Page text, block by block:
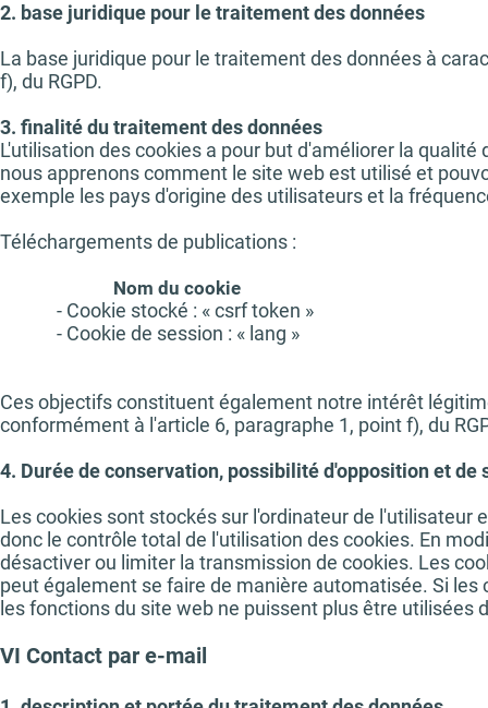
2. base juridique pour le traitement des données
La base juridique pour le traitement des données à
f), du RGPD.
3. finalité du traitement des données
L'utilisation des cookies a pour but d'améliorer la
nous apprenons comment le site web est utilisé et
exemple les pays d'origine des utilisateurs et la
Téléchargements de publications :
Nom du cookie
- Cookie stocké : « csrf token » -
- Cookie de session : « lang » -
Ces objectifs constituent également notre intérêt
conformément à l'article 6, paragraphe 1, point f), du
4. Durée de conservation, possibilité d'opposition et de
Les cookies sont stockés sur l'ordinateur de l'utilisateur
donc le contrôle total de l'utilisation des cookies. En
désactiver ou limiter la transmission de cookies. Les
peut également se faire de manière automatisée. Si
les fonctions du site web ne puissent plus être utilisées
VI Contact par e-mail